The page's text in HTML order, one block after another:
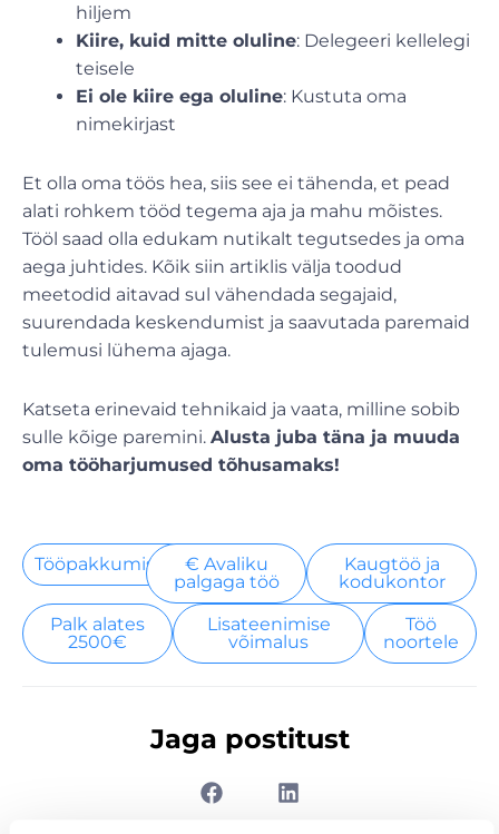
hiljem
Kiire, kuid mitte oluline: Delegeeri kellelegi
teisele
Ei ole kiire ega oluline: Kustuta oma
nimekirjast
Et olla oma töös hea, siis see ei tähenda, et pead
alati rohkem tööd tegema aja ja mahu mõistes.
Tööl saad olla edukam nutikalt tegutsedes ja oma
aega juhtides. Kõik siin artiklis välja toodud
meetodid aitavad sul vähendada segajaid,
suurendada keskendumist ja saavutada paremaid
tulemusi lühema ajaga.
Katseta erinevaid tehnikaid ja vaata, milline sobib
sulle kõige paremini. Alusta juba täna ja muuda
oma tööharjumused tõhusamaks!
Tööpakkumised
€ Avaliku
palgaga töö
Kaugtöö ja
kodukontor
Palk alates
2500€
Lisateenimise
võimalus
Töö
noortele
Jaga postitust